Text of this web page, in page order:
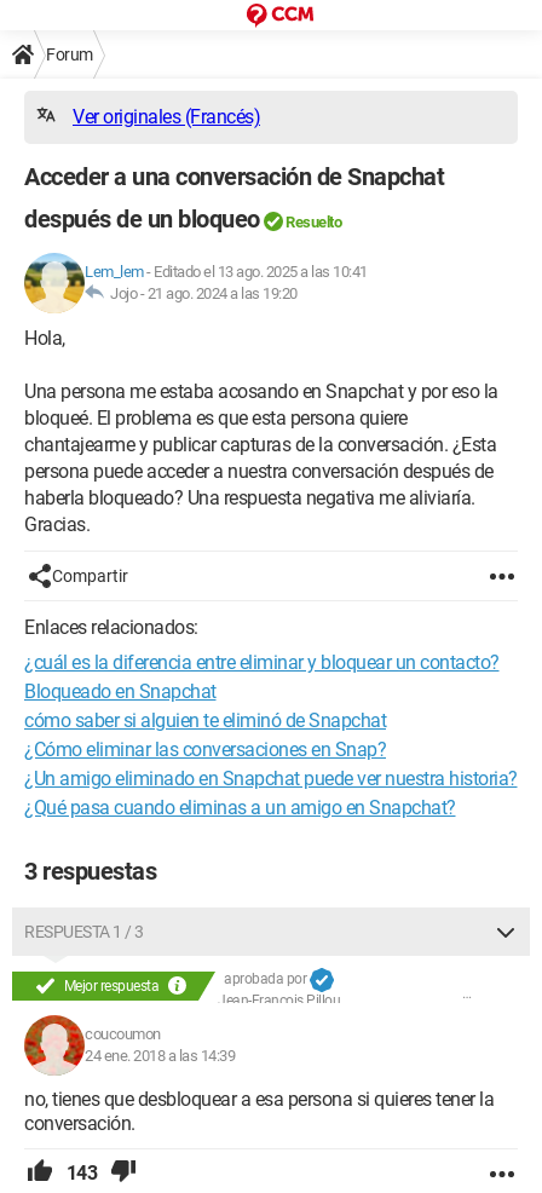
Forum
Ver originales (Francés)
Acceder a una conversación de Snapchat
después de un bloqueo
Resuelto
Lem_lem- Editado el 13 ago. 2025 a las 10:41
Jojo -21 ago. 2024 a las 19:20
Hola,
Una persona me estaba acosando en Snapchat y por eso la
bloqueé. El problema es que esta persona quiere
chantajearme y publicar capturas de la conversación. ¿Esta
persona puede acceder a nuestra conversación después de
haberla bloqueado? Una respuesta negativa me aliviaría.
Gracias.
Compartir
Enlaces relacionados:
¿cuál es la diferencia entre eliminar y bloquear un contacto?
Bloqueado en Snapchat
cómo saber si alguien te eliminó de Snapchat
¿Cómo eliminar las conversaciones en Snap?
¿Un amigo eliminado en Snapchat puede ver nuestra historia?
¿Qué pasa cuando eliminas a un amigo en Snapchat?
3 respuestas
RESPUESTA 1 / 3
Mejor respuesta
aprobada por
Jean-François Pillou
coucoumon
24 ene. 2018 a las 14:39
no, tienes que desbloquear a esa persona si quieres tener la
conversación.
143